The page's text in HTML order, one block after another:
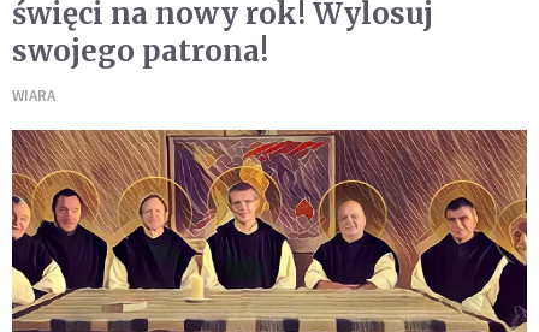
święci na nowy rok! Wylosuj
swojego patrona!
WIARA